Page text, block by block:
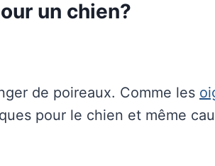
un chien?
de poireaux. Comme les
pour le chien et même